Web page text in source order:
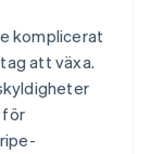
komplicerat
att växa.
för